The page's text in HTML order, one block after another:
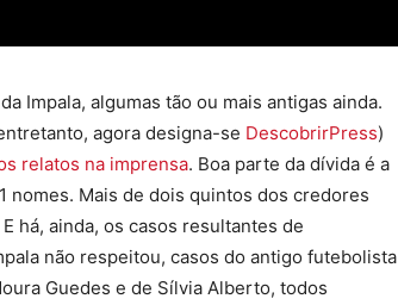
Impala, algumas tão ou mais antigas ainda.
agora designa-se DescobrirPress)
relatos na imprensa. Boa parte da dívida é a
nomes. Mais de dois quintos dos credores
há, ainda, os casos resultantes de
não respeitou, casos do antigo futebolista
Guedes e de Sílvia Alberto, todos